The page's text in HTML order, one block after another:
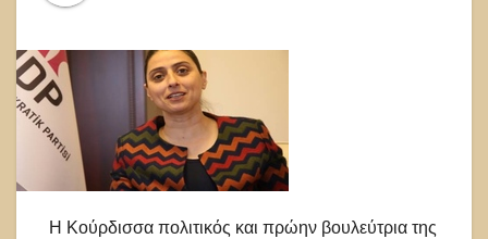
Η Κούρδισσα πολιτικός και πρώην βουλεύτρια της